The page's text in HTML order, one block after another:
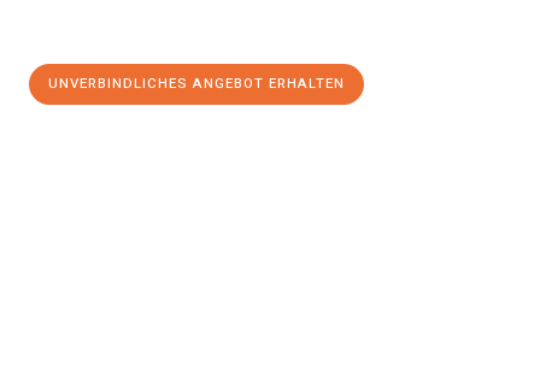
UNVERBINDLICHES ANGEBOT ERHALTEN